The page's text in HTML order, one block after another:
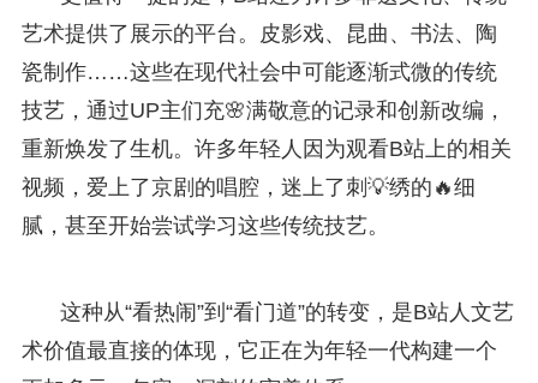
艺术提供了展示的平台。皮影戏、昆曲、书法、陶
瓷制作……这些在现代社会中可能逐渐式微的传统
技艺，通过UP主们充🌸满敬意的记录和创新改编，
重新焕发了生机。许多年轻人因为观看B站上的相关
视频，爱上了京剧的唱腔，迷上了刺💡绣的🔥细
腻，甚至开始尝试学习这些传统技艺。
这种从“看热闹”到“看门道”的转变，是B站人文艺
术价值最直接的体现，它正在为年轻一代构建一个